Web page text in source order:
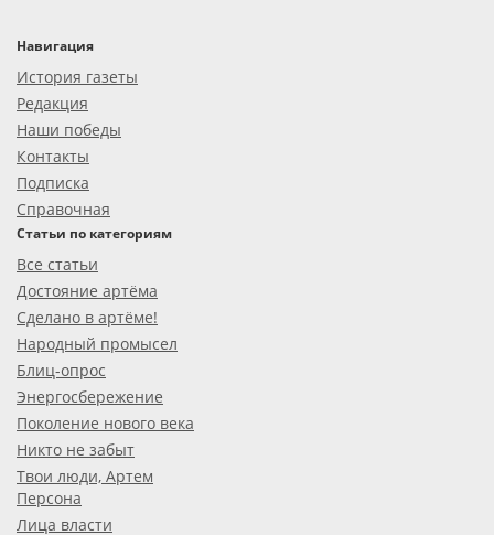
Навигация
История газеты
Редакция
Наши победы
Контакты
Подписка
Справочная
Статьи по категориям
Все статьи
Достояние артёма
Сделано в артёме!
Народный промысел
Блиц-опрос
Энергосбережение
Поколение нового века
Никто не забыт
Твои люди, Артем
Персона
Лица власти